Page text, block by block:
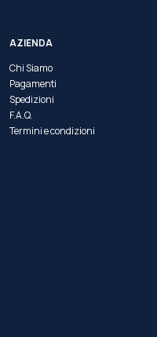
AZIENDA
Chi Siamo
Pagamenti
Spedizioni
F.A.Q.
Termini e condizioni